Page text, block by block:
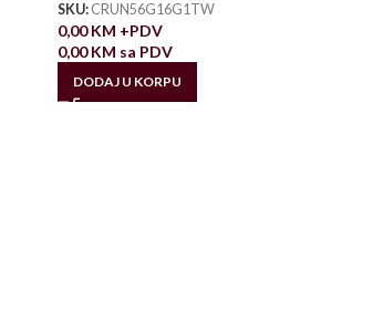
SKU: CRUN56G16G1TW
0,00KM +PDV
0,00KM sa PDV
DODAJ U KORPU